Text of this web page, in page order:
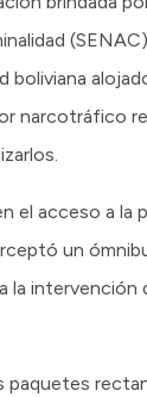
narcotráfico
acceso a la
un